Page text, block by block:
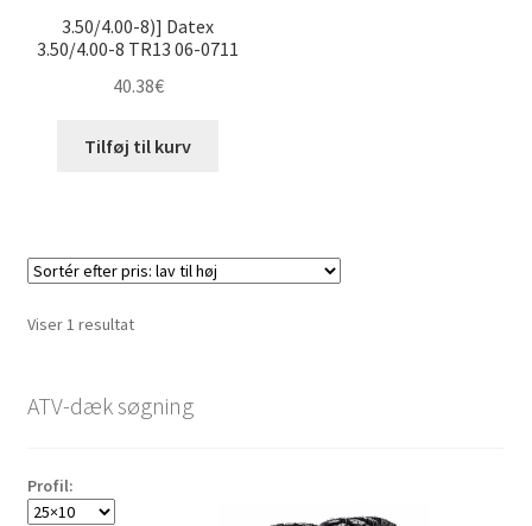
3.50/4.00-8)] Datex
3.50/4.00-8 TR13 06-0711
40.38€
Tilføj til kurv
Viser 1 resultat
ATV-dæk søgning
Profil: